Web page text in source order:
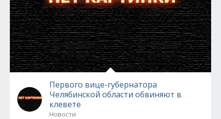
Первого вице-губернатора
Челябинской области обвиняют в
клевете
Новости